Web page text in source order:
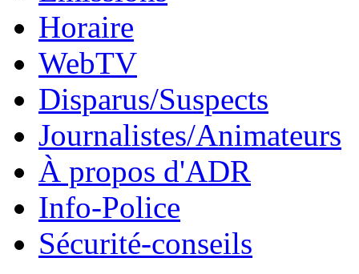
Horaire
WebTV
Disparus/Suspects
Journalistes/Animateurs
À propos d'ADR
Info-Police
Sécurité-conseils